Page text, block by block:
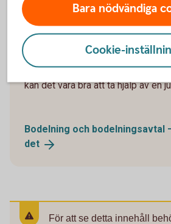
Separera eller skilja sig
Ibland håller kärleken inte livet ut.
gemensamt liv tar slut, vid en
skilsmässa, kan det uppstå en
kan det vara bra att ta hjälp av en
Bodelning och bodelningsavtal
det
För att se detta innehåll
Bara nödvändiga
Cookie-